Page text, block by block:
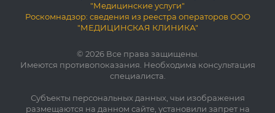
"Медицинские услуги"
Роскомнадзор: сведения из реестра операторов ООО
"МЕДИЦИНСКАЯ КЛИНИКА"
© 2026 Все права защищены.
Имеются противопоказания. Необходима консультация
специалиста.
Субъекты персональных данных, чьи изображения
размещаются на данном сайте, установили запрет на